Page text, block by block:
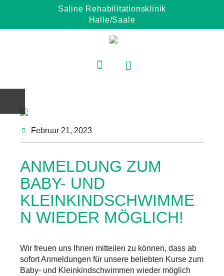
Saline Rehabilitationsklinik
Halle/Saale
Februar 21, 2023
ANMELDUNG ZUM
BABY- UND
KLEINKINDSCHWIMME
N WIEDER MÖGLICH!
Wir freuen uns Ihnen mitteilen zu können, dass ab
sofort Anmeldungen für unsere beliebten Kurse zum
Baby- und Kleinkindschwimmen wieder möglich